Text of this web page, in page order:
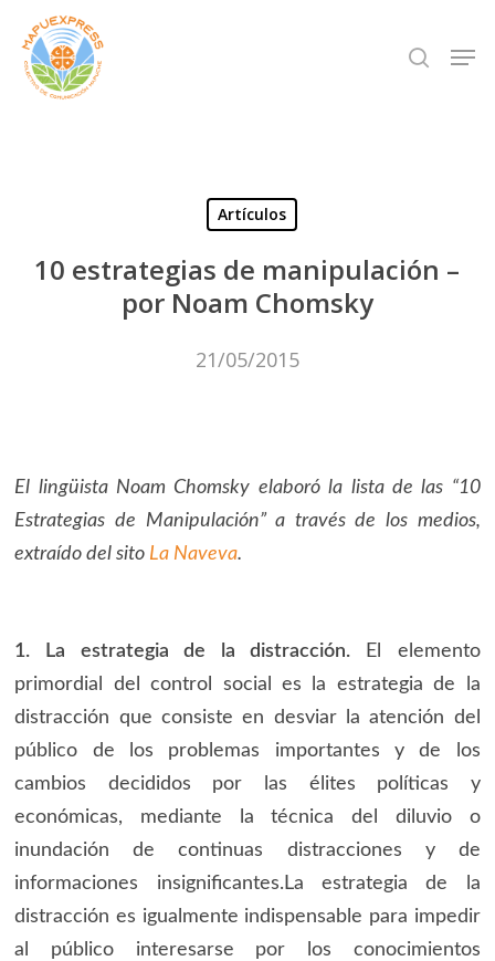
Skip
main
search
Artículos
10 estrategias de manipulación –
por Noam Chomsky
21/05/2015
El lingüista Noam Chomsky elaboró la lista de las “10
Estrategias de Manipulación” a travésde los medios,
extraído del sito La Naveva.
1. La estrategia de la distracción.
El elemento
primordial del control social es la estrategia de la
distracción que consiste en desviar la atención del
público de los problemas importantes y de los
cambios decididos por las élites políticas y
económicas, mediante la técnica del diluvio o
inundación de continuas distracciones y de
informaciones insignificantes.La estrategia de la
distracción es igualmente indispensable para impedir
al público interesarse por los conocimientos
Close